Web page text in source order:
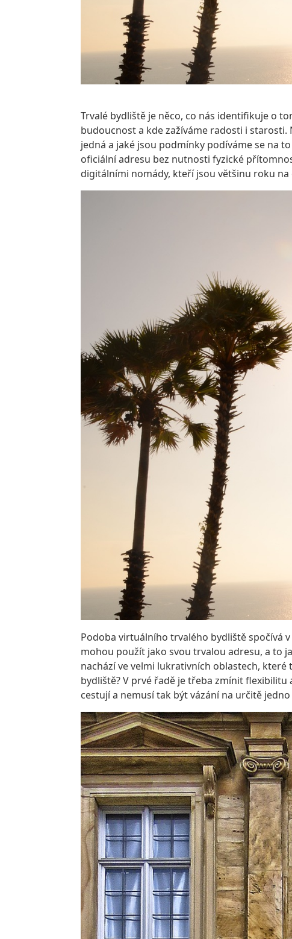
Trvalé bydliště je něco, co nás identifikuje o
budoucnost a kde zažíváme radosti i starosti.
jedná a jaké jsou podmínky podíváme se na
oficiální adresu bez nutnosti fyzické
digitálními nomády, kteří jsou většinu roku na
Podoba virtuálního trvalého bydliště spočívá
mohou použít jako svou trvalou adresu, a to
nachází ve velmi lukrativních oblastech,
bydliště? V prvé řadě je třeba zmínit
cestují a nemusí tak být vázání na určitě